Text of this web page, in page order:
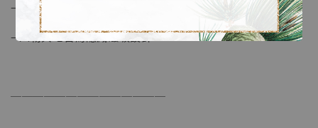
NT$ 1,500
– 人物可單獨站立
– 人物與地台為隱藏磁吸設計
──────────────